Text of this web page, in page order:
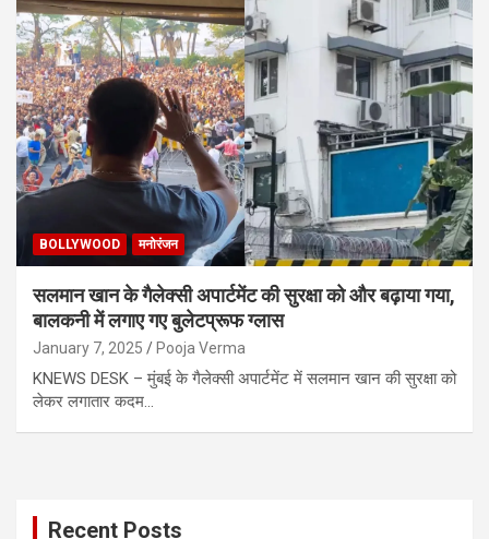
BOLLYWOOD मनोरंजन
सलमान खान के गैलेक्सी अपार्टमेंट की सुरक्षा को और बढ़ाया गया,
बालकनी में लगाए गए बुलेटप्रूफ ग्लास
January 7, 2025 Pooja Verma
KNEWS DESK – मुंबई के गैलेक्सी अपार्टमेंट में सलमान खान की सुरक्षा को
लेकर लगातार कदम…
Recent Posts